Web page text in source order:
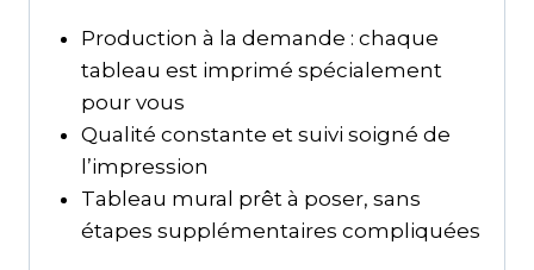
Production à la demande : chaque
tableau est imprimé spécialement
pour vous
Qualité constante et suivi soigné de
l’impression
Tableau mural prêt à poser, sans
étapes supplémentaires compliquées